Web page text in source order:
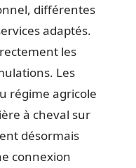
différentes
adaptés.
les
Les
régime agricole
à cheval sur
désormais
connexion